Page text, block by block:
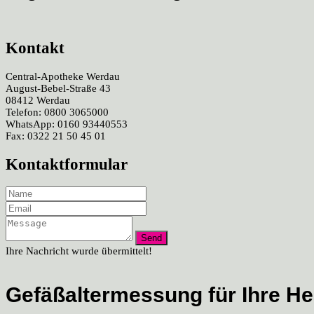
Kontakt
Central-Apotheke Werdau
August-Bebel-Straße 43
08412 Werdau
Telefon: 0800 3065000
WhatsApp: 0160 93440553
Fax: 0322 21 50 45 01
Kontaktformular
Ihre Nachricht wurde übermittelt!
Gefäßaltermessung für Ihre